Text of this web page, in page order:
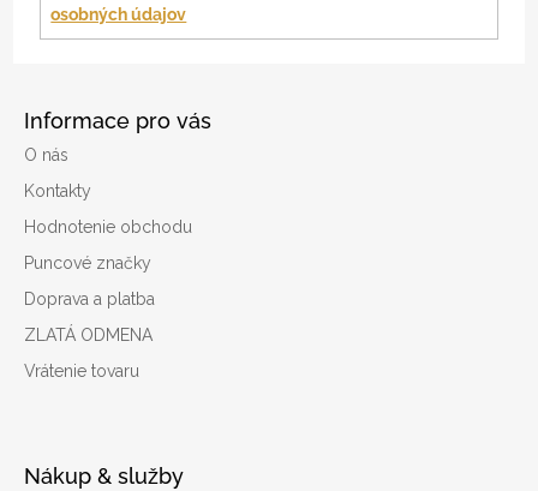
Informace pro vás
O nás
Kontakty
Hodnotenie obchodu
Puncové značky
Doprava a platba
ZLATÁ ODMENA
Vrátenie tovaru
Nákup & služby
osobných údajov